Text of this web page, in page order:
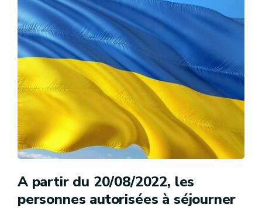
A partir du 20/08/2022, les
personnes autorisées à séjourner